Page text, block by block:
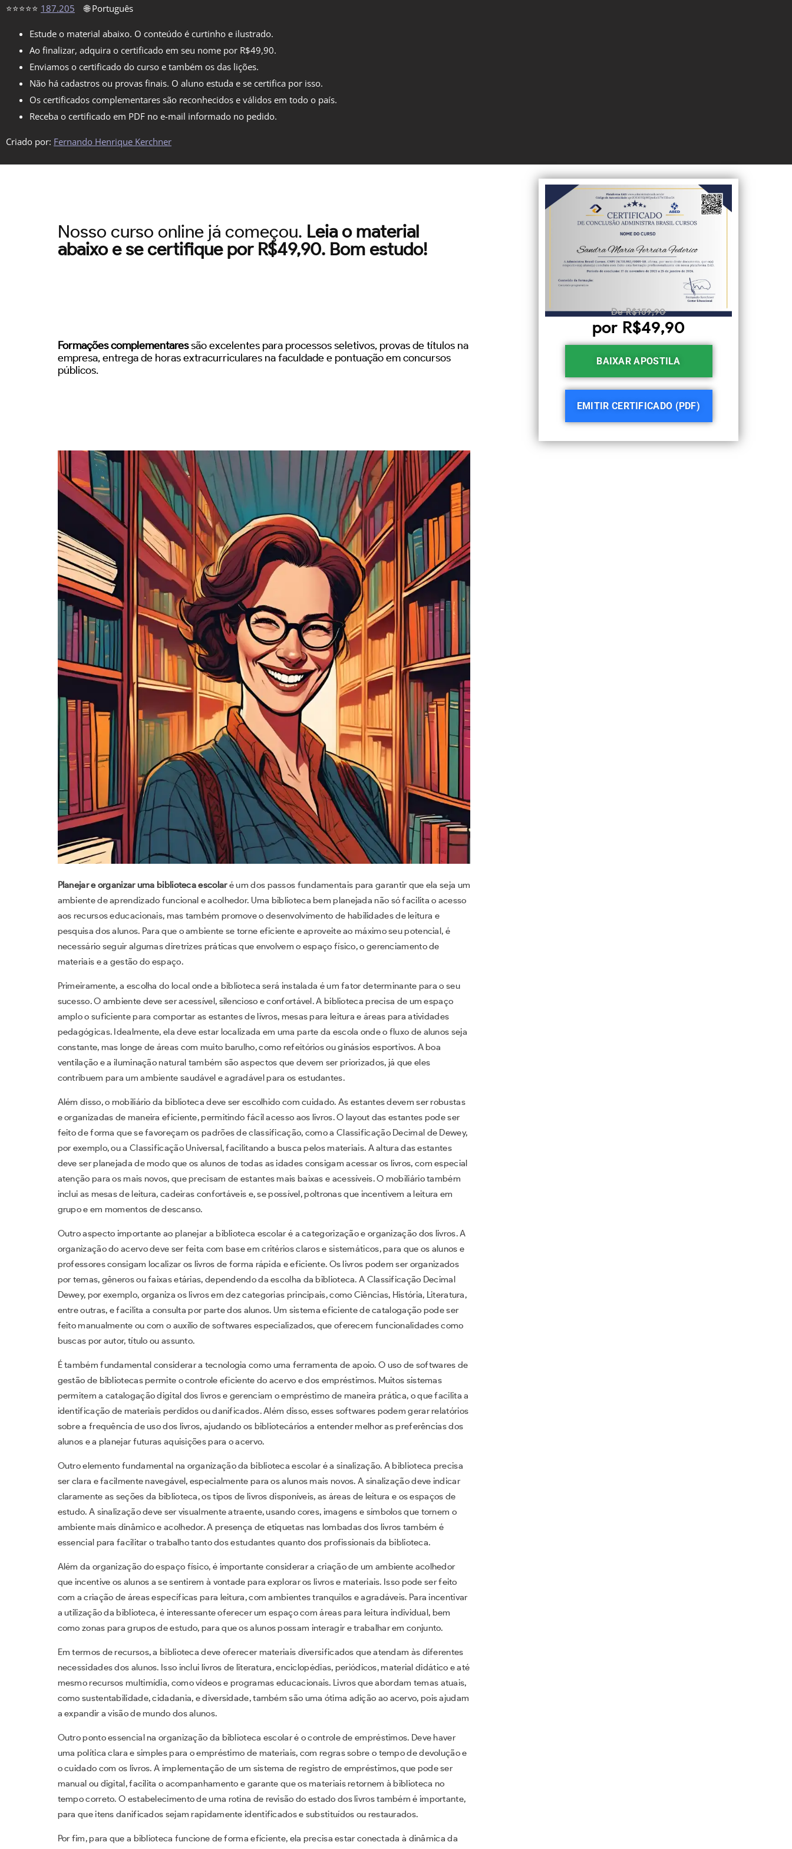
⭐⭐⭐⭐⭐ 187.205 🌐 Português
Estude o material abaixo. O conteúdo é curtinho e ilustrado.
Ao finalizar, adquira o certificado em seu nome por R$49,90.
Enviamos o certificado do curso e também os das lições.
Não há cadastros ou provas finais. O aluno estuda e se certifica por isso.
Os certificados complementares são reconhecidos e válidos em todo o país.
Receba o certificado em PDF no e-mail informado no pedido.
Criado por: Fernando Henrique Kerchner
Nosso curso online já começou. Leia o material
abaixo e se certifique por R$49,90. Bom estudo!
Formações complementaressão excelentes para processos seletivos, provas de títulos na
empresa, entrega de horas extracurriculares na faculdade e pontuação em concursos
públicos.
Planejar e organizar uma biblioteca escolaré um dos passos fundamentais para garantir que ela seja um
ambiente de aprendizado funcional e acolhedor. Uma biblioteca bem planejada não só facilita o acesso
aos recursos educacionais, mas também promove o desenvolvimento de habilidades de leitura e
pesquisa dos alunos. Para que o ambiente se torne eficiente e aproveite ao máximo seu potencial, é
necessário seguir algumas diretrizes práticas que envolvem o espaço físico, o gerenciamento de
materiais e a gestão do espaço.
Primeiramente, a escolha do local onde a biblioteca será instalada é um fator determinante para o seu
sucesso. O ambiente deve ser acessível, silencioso e confortável. A biblioteca precisa de um espaço
amplo o suficiente para comportar as estantes de livros, mesas para leitura e áreas para atividades
pedagógicas. Idealmente, ela deve estar localizada em uma parte da escola onde o fluxo de alunos seja
constante, mas longe de áreas com muito barulho, como refeitórios ou ginásios esportivos. A boa
ventilação e a iluminação natural também são aspectos que devem ser priorizados, já que eles
contribuem para um ambiente saudável e agradável para os estudantes.
Além disso, o mobiliário da biblioteca deve ser escolhido com cuidado. As estantes devem ser robustas
e organizadas de maneira eficiente, permitindo fácil acesso aos livros. O layout das estantes pode ser
feito de forma que se favoreçam os padrões de classificação, como a Classificação Decimal de Dewey,
por exemplo, ou a Classificação Universal, facilitando a busca pelos materiais. A altura das estantes
deve ser planejada de modo que os alunos de todas as idades consigam acessar os livros, com especial
atenção para os mais novos, que precisam de estantes mais baixas e acessíveis. O mobiliário também
inclui as mesas de leitura, cadeiras confortáveis e, se possível, poltronas que incentivem a leitura em
grupo e em momentos de descanso.
Outro aspecto importante ao planejar a biblioteca escolar é a categorização e organização dos livros. A
organização do acervo deve ser feita com base em critérios claros e sistemáticos, para que os alunos e
professores consigam localizar os livros de forma rápida e eficiente. Os livros podem ser organizados
por temas, gêneros ou faixas etárias, dependendo da escolha da biblioteca. A Classificação Decimal
Dewey, por exemplo, organiza os livros em dez categorias principais, como Ciências, História, Literatura,
entre outras, e facilita a consulta por parte dos alunos. Um sistema eficiente de catalogação pode ser
feito manualmente ou com o auxílio de softwares especializados, que oferecem funcionalidades como
buscas por autor, título ou assunto.
É também fundamental considerar a tecnologia como uma ferramenta de apoio. O uso de softwares de
gestão de bibliotecas permite o controle eficiente do acervo e dos empréstimos. Muitos sistemas
permitem a catalogação digital dos livros e gerenciam o empréstimo de maneira prática, o que facilita a
identificação de materiais perdidos ou danificados. Além disso, esses softwares podem gerar relatórios
sobre a frequência de uso dos livros, ajudando os bibliotecários a entender melhor as preferências dos
alunos e a planejar futuras aquisições para o acervo.
Outro elemento fundamental na organização da biblioteca escolar é a sinalização. A biblioteca precisa
ser clara e facilmente navegável, especialmente para os alunos mais novos. A sinalização deve indicar
claramente as seções da biblioteca, os tipos de livros disponíveis, as áreas de leitura e os espaços de
estudo. A sinalização deve ser visualmente atraente, usando cores, imagens e símbolos que tornem o
ambiente mais dinâmico e acolhedor. A presença de etiquetas nas lombadas dos livros também é
essencial para facilitar o trabalho tanto dos estudantes quanto dos profissionais da biblioteca.
Além da organização do espaço físico, é importante considerar a criação de um ambiente acolhedor
que incentive os alunos a se sentirem à vontade para explorar os livros e materiais. Isso pode ser feito
com a criação de áreas específicas para leitura, com ambientes tranquilos e agradáveis. Para incentivar
a utilização da biblioteca, é interessante oferecer um espaço com áreas para leitura individual, bem
como zonas para grupos de estudo, para que os alunos possam interagir e trabalhar em conjunto.
Em termos de recursos, a biblioteca deve oferecer materiais diversificados que atendam às diferentes
necessidades dos alunos. Isso inclui livros de literatura, enciclopédias, periódicos, material didático e até
mesmo recursos multimídia, como vídeos e programas educacionais. Livros que abordam temas atuais,
como sustentabilidade, cidadania, e diversidade, também são uma ótima adição ao acervo, pois ajudam
a expandir a visão de mundo dos alunos.
Outro ponto essencial na organização da biblioteca escolar é o controle de empréstimos. Deve haver
uma política clara e simples para o empréstimo de materiais, com regras sobre o tempo de devolução e
o cuidado com os livros. A implementação de um sistema de registro de empréstimos, que pode ser
manual ou digital, facilita o acompanhamento e garante que os materiais retornem à biblioteca no
tempo correto. O estabelecimento de uma rotina de revisão do estado dos livros também é importante,
para que itens danificados sejam rapidamente identificados e substituídos ou restaurados.
Por fim, para que a biblioteca funcione de forma eficiente, ela precisa estar conectada à dinâmica da
De R$159,90
por R$49,90
BAIXAR APOSTILA
EMITIR CERTIFICADO (PDF)